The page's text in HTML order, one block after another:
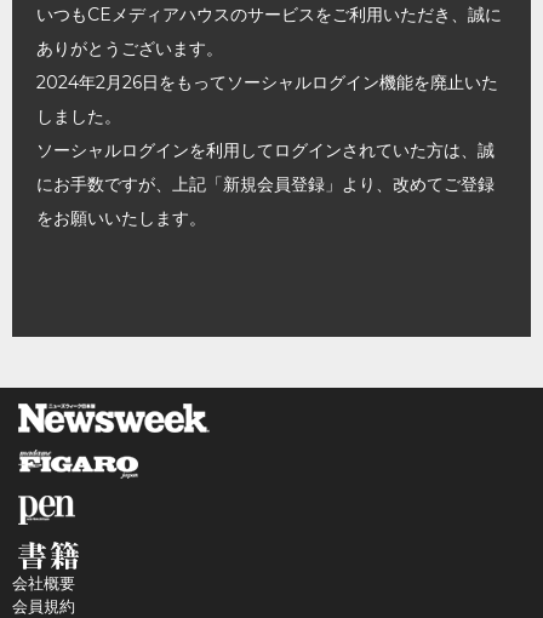
いつもCEメディアハウスのサービスをご利用いただき、誠に
ありがとうございます。
2024年2月26日をもってソーシャルログイン機能を廃止いた
しました。
ソーシャルログインを利用してログインされていた方は、誠
にお手数ですが、上記「新規会員登録」より、改めてご登録
をお願いいたします。
会社概要
会員規約